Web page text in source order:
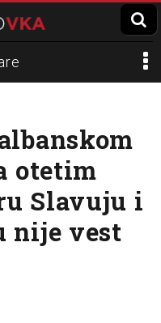
otetim
Slavuju i
nije vest